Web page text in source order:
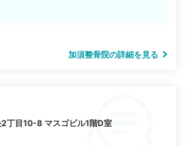
加須整骨院の詳細を見る
丁目10-8 マスゴビル1階D室